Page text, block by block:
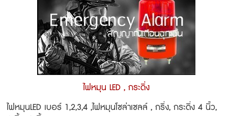
ไฟหมุน LED , กระดิ่ง
ไฟหมุนLED เบอร์ 1,2,3,4 ,ไฟหมุนโซล่าเซลล์ , กริ่ง, กระดิ่ง 4 นิ้ว,